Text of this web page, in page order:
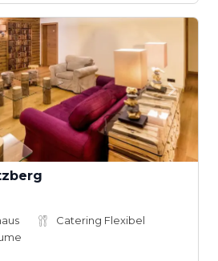
Catering Flexibel